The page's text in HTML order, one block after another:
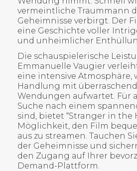
vermeintliche Traummann
Geheimnisse verbirgt. Der
eine Geschichte voller
und unheimlicher
Die schauspielerische
Emmanuelle Vaugier
eine intensive Atmosphäre,
Handlung mit
Wendungen aufwartet. Für
Suche nach einem
sind, bietet “Stranger in the
Möglichkeit, den Film
aus zu streamen. Tauchen
der Geheimnisse und
den Zugang auf Ihrer
Demand-Plattform.